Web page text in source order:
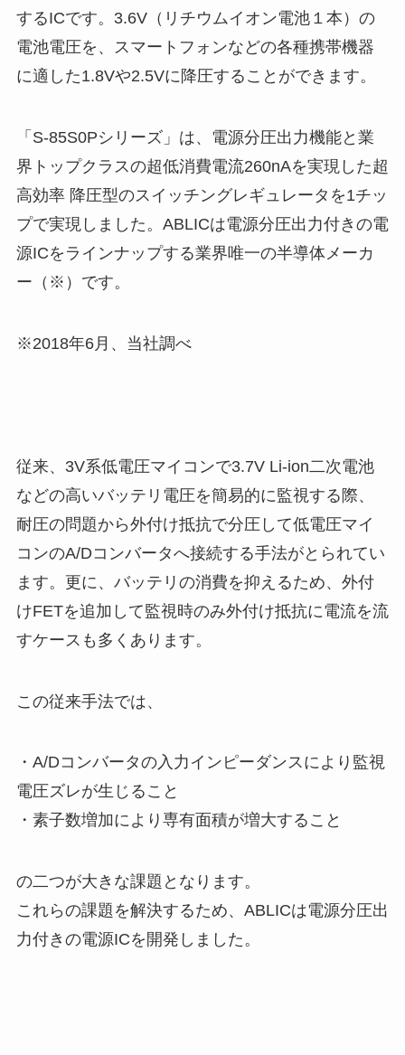
するICです。3.6V（リチウムイオン電池１本）の
電池電圧を、スマートフォンなどの各種携帯機器
に適した1.8Vや2.5Vに降圧することができます。
「S-85S0Pシリーズ」は、電源分圧出力機能と業
界トップクラスの超低消費電流260nAを実現した超
高効率 降圧型のスイッチングレギュレータを1チッ
プで実現しました。ABLICは電源分圧出力付きの電
源ICをラインナップする業界唯一の半導体メーカ
ー（※）です。
※2018年6月、当社調べ
従来、3V系低電圧マイコンで3.7V Li-ion二次電池
などの高いバッテリ電圧を簡易的に監視する際、
耐圧の問題から外付け抵抗で分圧して低電圧マイ
コンのA/Dコンバータへ接続する手法がとられてい
ます。更に、バッテリの消費を抑えるため、外付
けFETを追加して監視時のみ外付け抵抗に電流を流
すケースも多くあります。
この従来手法では、
・A/Dコンバータの入力インピーダンスにより監視
電圧ズレが生じること
・素子数増加により専有面積が増大すること
の二つが大きな課題となります。
これらの課題を解決するため、ABLICは電源分圧出
力付きの電源ICを開発しました。